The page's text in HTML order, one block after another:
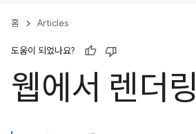
홈 Articles
도움이 되었나요?
웹에서 렌더링